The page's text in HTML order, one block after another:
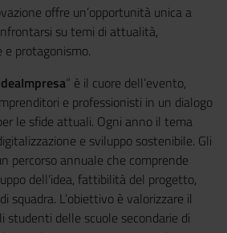
offre un’opportunità unica a
su temi di attualità,
e protagonismo.
” è il cuore dell’evento,
e professionisti in un dialogo
le sfide attuali. Ogni anno il tema
e sviluppo sostenibile. Gli
percorso annuale che comprende
dell’idea, fattibilità del progetto,
squadra. L’obiettivo è valorizzare il
studenti delle scuole secondarie di